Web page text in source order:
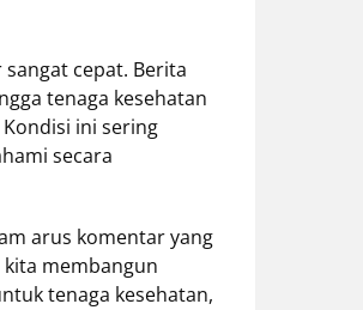
cepat. Berita
tenaga kesehatan
ini sering
secara
arus komentar yang
membangun
tenaga kesehatan,